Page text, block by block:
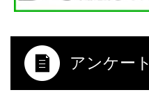
アンケート